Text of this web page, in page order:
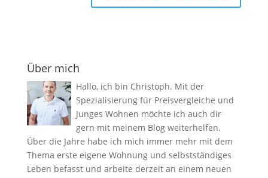
Über mich
Hallo, ich bin Christoph. Mit der
Spezialisierung für Preisvergleiche und
Junges Wohnen möchte ich auch dir
gern mit meinem Blog weiterhelfen.
Über die Jahre habe ich mich immer mehr mit dem
Thema erste eigene Wohnung und selbstständiges
Leben befasst und arbeite derzeit an einem neuen